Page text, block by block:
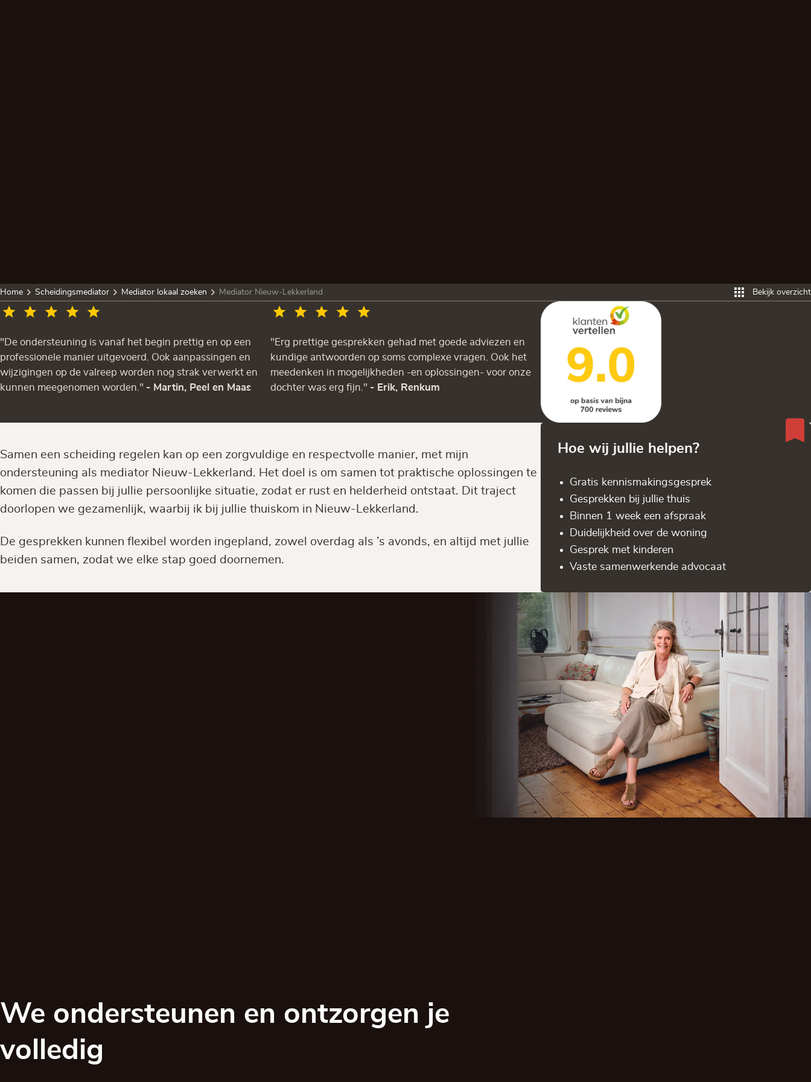
Home Scheidingsmediator Mediator lokaal zoeken Mediator Nieuw-Lekkerland Bekijk overzicht
"De ondersteuning is vanaf het begin prettig en op een
professionele manier uitgevoerd. Ook aanpassingen en
wijzigingen op de valreep worden nog strak verwerkt en
kunnen meegenomen worden." - Martin, Peel en Maas
"Erg prettige gesprekken gehad met goede adviezen en
kundige antwoorden op soms complexe vragen. Ook het
meedenken in mogelijkheden -en oplossingen- voor onze
dochter was erg fijn." - Erik, Renkum
Samen een scheiding regelen kan op een zorgvuldige en respectvolle manier, met mijn
ondersteuning als mediator Nieuw-Lekkerland. Het doel is om samen tot praktische oplossingen te
komen die passen bij jullie persoonlijke situatie, zodat er rust en helderheid ontstaat. Dit traject
doorlopen we gezamenlijk, waarbij ik bij jullie thuiskom in Nieuw-Lekkerland.
De gesprekken kunnen flexibel worden ingepland, zowel overdag als ’s avonds, en altijd met jullie
beiden samen, zodat we elke stap goed doornemen.
Hoe wij jullie helpen?
Gratis kennis­makingsgesprek
Gesprekken bij jullie thuis
Binnen 1 week een afspraak
Duidelijkheid over de woning
Gesprek met kinderen
Vaste samenwerkende advocaat
We ondersteunen en ontzorgen je
volledig